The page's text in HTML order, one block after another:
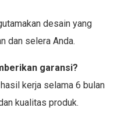
desain yang
dan selera Anda.
garansi?
kerja selama 6 bulan
kualitas produk.